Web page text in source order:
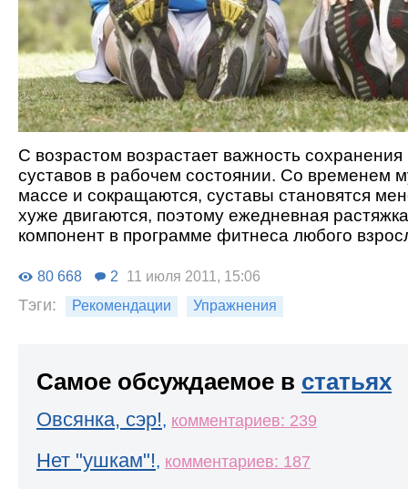
С возрастом возрастает важность
суставов в рабочем состоянии. Со временем
массе и сокращаются, суставы становятся
хуже двигаются, поэтому ежедневная
компонент в программе фитнеса любого
80 668 2 11 июля 2011, 15:06
Тэги: Рекомендации Упражнения
Самое обсуждаемое в статьях
Овсянка, сэр!, комментариев: 239
Нет "ушкам"!, комментариев: 187